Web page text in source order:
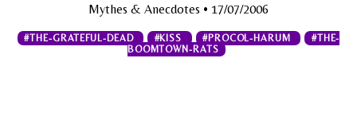
Mythes & Anecdotes • 17/07/2006
#THE-GRATEFUL-DEAD #KISS #PROCOL-HARUM
#THE-
BOOMTOWN-RATS